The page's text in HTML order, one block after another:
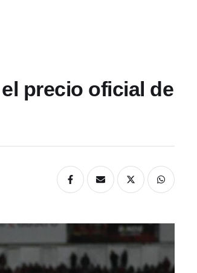
precio oficial de